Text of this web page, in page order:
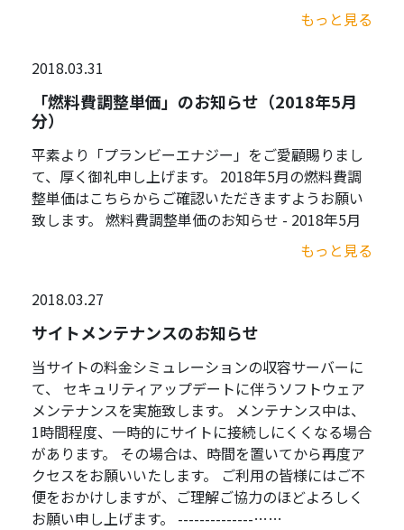
もっと見る
2018.03.31
「燃料費調整単価」のお知らせ（2018年5月
分）
平素より「プランビーエナジー」をご愛顧賜りまし
て、厚く御礼申し上げます。 2018年5月の燃料費調
整単価はこちらからご確認いただきますようお願い
致します。 燃料費調整単価のお知らせ - 2018年5月
もっと見る
2018.03.27
サイトメンテナンスのお知らせ
当サイトの料金シミュレーションの収容サーバーに
て、 セキュリティアップデートに伴うソフトウェア
メンテナンスを実施致します。 メンテナンス中は、
1時間程度、一時的にサイトに接続しにくくなる場合
があります。 その場合は、時間を置いてから再度ア
クセスをお願いいたします。 ご利用の皆様にはご不
便をおかけしますが、ご理解ご協力のほどよろしく
お願い申し上げます。 --------------……